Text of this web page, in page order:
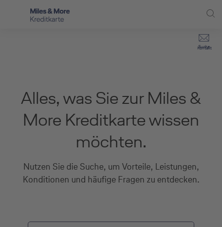
Direkt zum Hauptinhalt (Enter drücken)
Kontakt
Suche
Schritt für Schritt zur neuen Karte
Kreditkarte empfehlen
Kreditkarte beantragen
Alles, was Sie zur Miles &
More Kreditkarte wissen
möchten.
Nutzen Sie die Suche, um Vorteile, Leistungen,
Konditionen und häufige Fragen zu entdecken.